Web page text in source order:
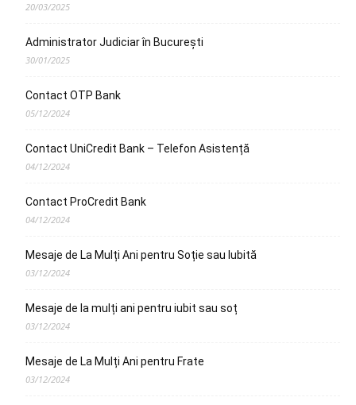
20/03/2025
Administrator Judiciar în București
30/01/2025
Contact OTP Bank
05/12/2024
Contact UniCredit Bank – Telefon Asistență
04/12/2024
Contact ProCredit Bank
04/12/2024
Mesaje de La Mulți Ani pentru Soție sau Iubită
03/12/2024
Mesaje de la mulți ani pentru iubit sau soț
03/12/2024
Mesaje de La Mulți Ani pentru Frate
03/12/2024